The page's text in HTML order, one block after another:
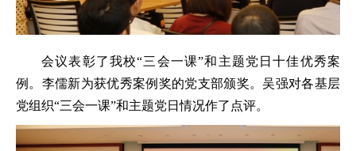
会议表彰了我校“三会一课”和主题党日十佳优秀案
例。李儒新为获优秀案例奖的党支部颁奖。吴强对各基层
党组织“三会一课”和主题党日情况作了点评。